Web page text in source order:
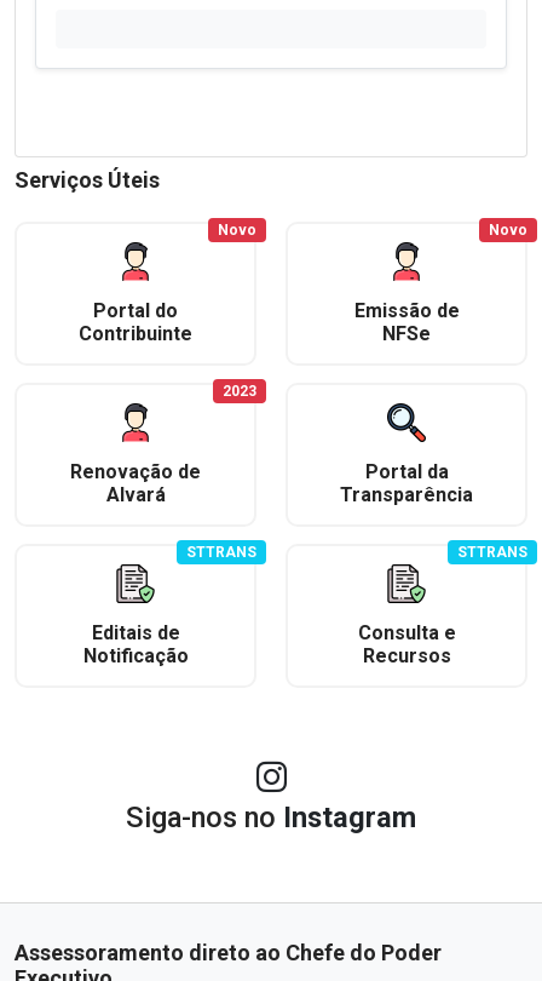
Serviços Úteis
Portal do
Contribuinte
Novo
Emissão de
NFSe
Novo
Renovação de
Alvará
2023
Portal da
Transparência
Editais de
Notificação
STTRANS
Consulta e
Recursos
STTRANS
Siga-nos no Instagram
Assessoramento direto ao Chefe do Poder